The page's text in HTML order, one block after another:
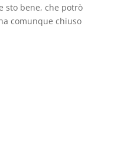
sto bene, che potrò
comunque chiuso